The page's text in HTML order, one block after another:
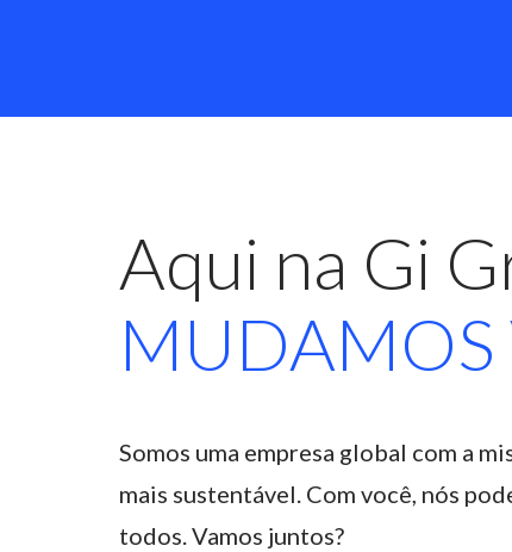
Aqui na Gi
MUDAMOS
Somos uma empresa global com a
mais sustentável. Com você, nós
todos. Vamos juntos?